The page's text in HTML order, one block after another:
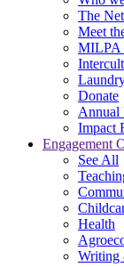
The
Meet
MILPA
Donate
Annual
Impact
Engagement
See All
Health
Writing